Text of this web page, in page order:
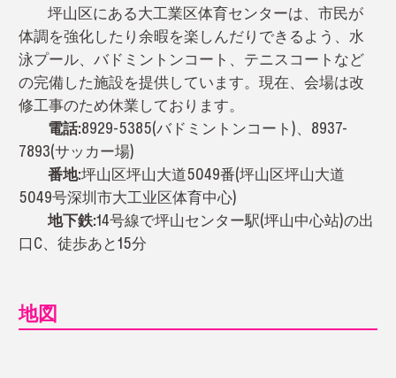
坪山区にある大工業区体育センターは、市民が
体調を強化したり余暇を楽しんだりできるよう、水
泳プール、バドミントンコート、テニスコートなど
の完備した施設を提供しています。現在、会場は改
修工事のため休業しております。
電話:8929-5385(バドミントンコート)、8937-
7893(サッカー場)
番地:坪山区坪山大道5049番(坪山区坪山大道
5049号深圳市大工业区体育中心)
地下鉄:14号線で坪山センター駅(坪山中心站)の出
口C、徒歩あと15分
地図